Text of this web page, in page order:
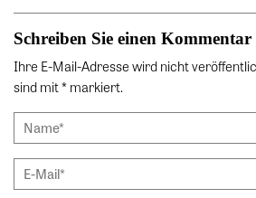
Schreiben Sie einen Kommentar
Ihre E-Mail-Adresse wird nicht
sind mit * markiert.